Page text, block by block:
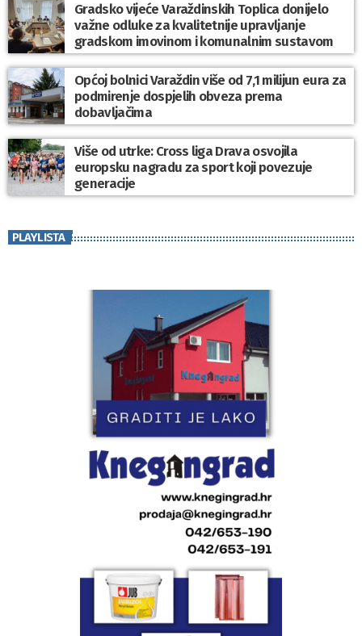
Gradsko vijeće Varaždinskih Toplica donijelo
važne odluke za kvalitetnije upravljanje
gradskom imovinom i komunalnim sustavom
Općoj bolnici Varaždin više od 7,1 milijun eura za
podmirenje dospjelih obveza prema
dobavljačima
Više od utrke: Cross liga Drava osvojila
europsku nagradu za sport koji povezuje
generacije
PLAYLISTA